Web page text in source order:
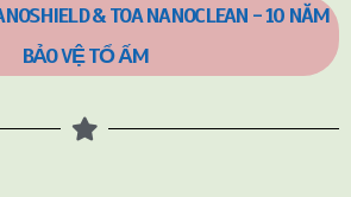
& TOA NANOCLEAN - 10 NĂM
BẢO VỆ TỔ ẤM